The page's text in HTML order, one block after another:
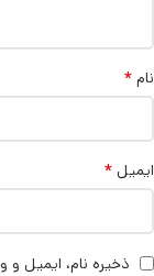
نام *
ایمیل *
ذخیره نام، ایمیل و